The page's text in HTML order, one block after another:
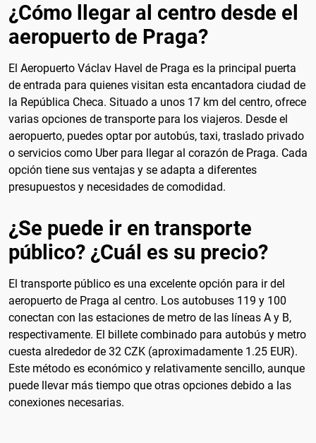
¿Cómo llegar al centro desde el
aeropuerto de Praga?
El Aeropuerto Václav Havel de Praga es la principal puerta
de entrada para quienes visitan esta encantadora ciudad de
la República Checa. Situado a unos 17 km del centro, ofrece
varias opciones de transporte para los viajeros. Desde el
aeropuerto, puedes optar por autobús, taxi, traslado privado
o servicios como Uber para llegar al corazón de Praga. Cada
opción tiene sus ventajas y se adapta a diferentes
presupuestos y necesidades de comodidad.
¿Se puede ir en transporte
público? ¿Cuál es su precio?
El transporte público es una excelente opción para ir del
aeropuerto de Praga al centro. Los autobuses 119 y 100
conectan con las estaciones de metro de las líneas A y B,
respectivamente. El billete combinado para autobús y metro
cuesta alrededor de 32 CZK (aproximadamente 1.25 EUR).
Este método es económico y relativamente sencillo, aunque
puede llevar más tiempo que otras opciones debido a las
conexiones necesarias.